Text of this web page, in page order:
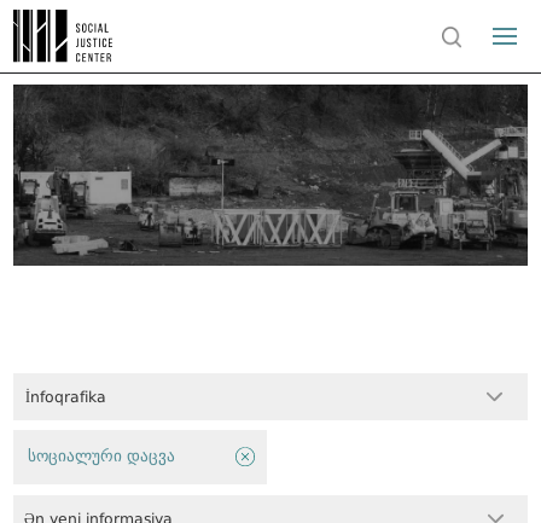
İnfoqrafika
სოციალური დაცვა
Ən yeni informasiya